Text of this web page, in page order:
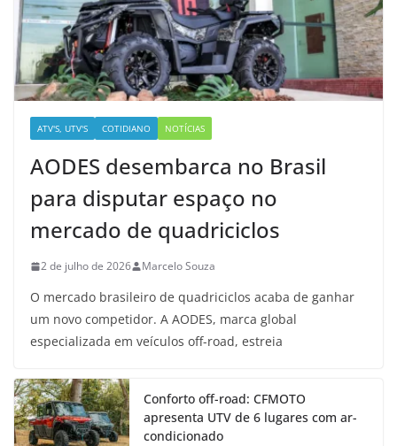
ATV'S, UTV'S COTIDIANO NOTÍCIAS
AODES desembarca no Brasil
para disputar espaço no
mercado de quadriciclos
2 de julho de 2026 Marcelo Souza
O mercado brasileiro de quadriciclos acaba de ganhar
um novo competidor. A AODES, marca global
especializada em veículos off-road, estreia
Conforto off-road: CFMOTO
apresenta UTV de 6 lugares com ar-
condicionado